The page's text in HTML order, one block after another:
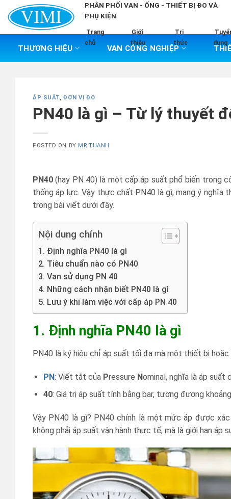
content
PHÂN PHỐI VAN - ỐNG - THIẾT BỊ ĐO VÀ
PHỤ KIỆN
Trang
chủ
Giới
thiệu
Tri
thức
dụng
THƯƠNG HIỆU VAN CÔNG NGHIỆP
ÁP SUẤT,ĐƠN VỊ ĐO
PN40 là gì – Từ lý thuyết
POSTED ON BY MR THANH
PN40(hay PN 40) là một cấp áp suất phổ biến trong
thống áp lực. Vậy thực chất PN40 là gì, mang ý nghĩa
trong bài viết dưới đây.
Nội dung chính
1. Định nghĩa PN40 là gì
2. Tiêu chuẩn nào có PN40
3. Van sử dụng PN 40
4. Những cách nhận biết PN40 là gì
5. Lưu ý khi làm việc với cấp áp PN 40
1. Định nghĩa PN40 là gì
PN40 là ký hiệu chỉ áp suất tối đa mà một thiết bị
PN: Viết tắt của Pressure Nominal, nghĩa là áp suất
40: Giá trị áp suất tính bằng bar, tương đương
Vậy PN40 là gì? PN40 chính là một mức áp được
không phải áp suất vận hành thực tế, mà là giới hạn áp